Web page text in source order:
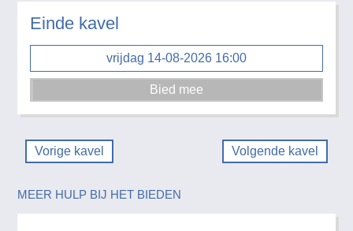
Einde kavel
vrijdag 14-08-2026 16:00
Vorige kavel Volgende kavel
MEER HULP BIJ HET BIEDEN